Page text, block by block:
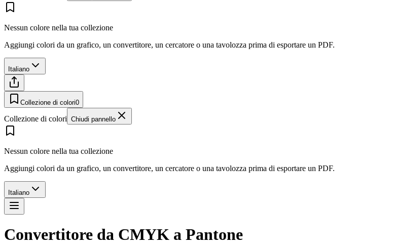
Nessun colore nella tua collezione
Aggiungi colori da un grafico, un convertitore, un cercatore o una tavolozza prima di esportare un PDF.
Italiano
Collezione di colori0
Collezione di colori Chiudi pannello
Nessun colore nella tua collezione
Aggiungi colori da un grafico, un convertitore, un cercatore o una tavolozza prima di esportare un PDF.
Italiano
Convertitore da CMYK a Pantone